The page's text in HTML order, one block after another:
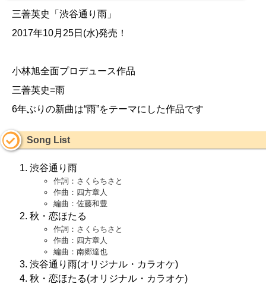
三善英史「渋谷通り雨」
2017年10月25日(水)発売！
小林旭全面プロデュース作品
三善英史=雨
6年ぶりの新曲は“雨”をテーマにした作品です
Song List
渋谷通り雨
作詞：さくらちさと
作曲：四方章人
編曲：佐藤和豊
秋・恋ほたる
作詞：さくらちさと
作曲：四方章人
編曲：南郷達也
渋谷通り雨(オリジナル・カラオケ)
秋・恋ほたる(オリジナル・カラオケ)